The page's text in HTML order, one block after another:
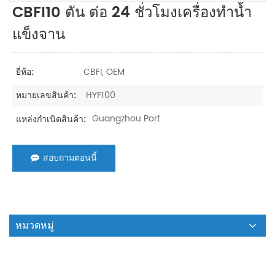
CBFI10 ตัน ต่อ 24 ชั่วโมงเครื่องทำน้ำ
แข็งจาน
ยี่ห้อ:
CBFI, OEM
หมายเลขสินค้า:
HYF100
แหล่งกำเนิดสินค้า: Guangzhou Port
สอบถามตอนนี้
หมวดหมู่